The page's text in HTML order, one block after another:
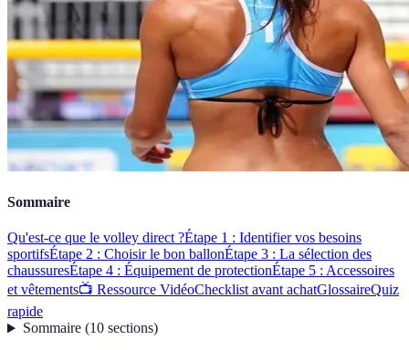
Sommaire
Qu'est-ce que le volley direct ?Étape 1 : Identifier vos besoins
sportifsÉtape 2 : Choisir le bon ballonÉtape 3 : La sélection des
chaussuresÉtape 4 : Équipement de protectionÉtape 5 : Accessoires
et vêtements📺 Ressource VidéoChecklist avant achatGlossaireQuiz
rapide
Sommaire(10 sections)